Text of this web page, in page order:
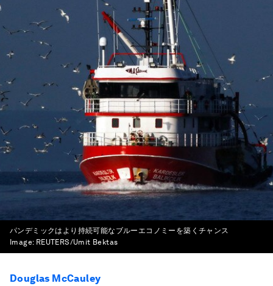
パンデミックはより持続可能なブルーエコノミーを築くチャンス
Image: REUTERS/Umit Bektas
Douglas McCauley